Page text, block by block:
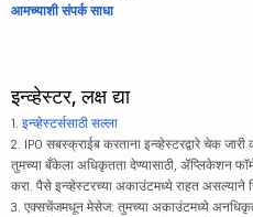
आमच्याशी संपर्क साधा
इन्व्हेस्टर, लक्ष द्या
1. इन्व्हेस्टर्ससाठी सल्ला
2. IPO सबस्क्राईब करताना इन्व्हेस्टरद्वारे चेक
तुमच्या बँकेला अधिकृतता देण्यासाठी, ॲप्लिकेशन
करा. पैसे इन्व्हेस्टरच्या अकाउंटमध्ये राहत असल्याने
3. एक्सचेंजमधून मेसेज: तुमच्या अकाउंटमध्ये